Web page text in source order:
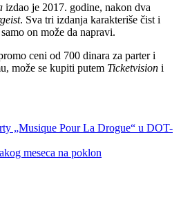
izdao je 2017. godine, nakon dva
. Sva tri izdanja karakteriše čist i
on može da napravi.
ceni od 700 dinara za parter i
može se kupiti putem Ticketvision i
„Musique Pour La Drogue“ u DOT-
meseca na poklon